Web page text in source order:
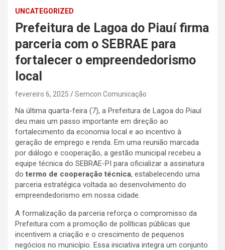
UNCATEGORIZED
Prefeitura de Lagoa do Piauí firma
parceria com o SEBRAE para
fortalecer o empreendedorismo
local
fevereiro 6, 2025 Semcon Comunicação
Na última quarta-feira (7), a Prefeitura de Lagoa do Piauí
deu mais um passo importante em direção ao
fortalecimento da economia local e ao incentivo à
geração de emprego e renda. Em uma reunião marcada
por diálogo e cooperação, a gestão municipal recebeu a
equipe técnica do SEBRAE-PI para oficializar a assinatura
dotermo de cooperação técnica, estabelecendo uma
parceria estratégica voltada ao desenvolvimento do
empreendedorismo em nossa cidade.
A formalização da parceria reforça o compromisso da
Prefeitura com a promoção de políticas públicas que
incentivem a criação e o crescimento de pequenos
negócios no município. Essa iniciativa integra um conjunto